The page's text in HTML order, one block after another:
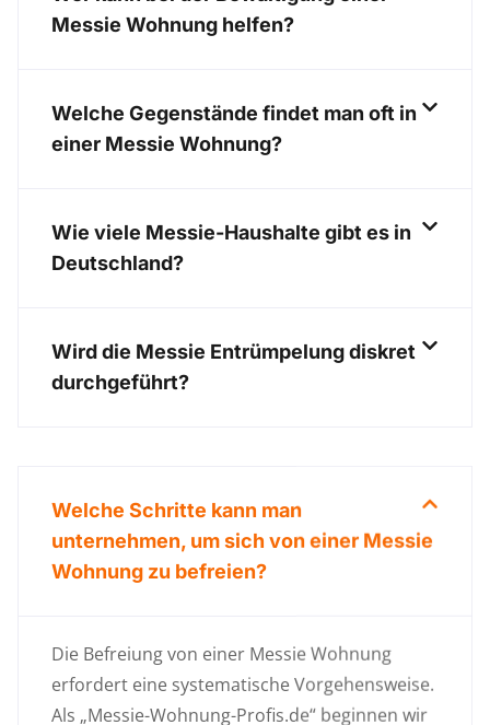
Messie Wohnung helfen?
Welche Gegenstände findet man oft in
einer Messie Wohnung?
Wie viele Messie-Haushalte gibt es in
Deutschland?
Wird die Messie Entrümpelung diskret
durchgeführt?
Welche Schritte kann man
unternehmen, um sich von einer Messie
Wohnung zu befreien?
Die Befreiung von einer Messie Wohnung
erfordert eine systematische Vorgehensweise.
Als „Messie-Wohnung-Profis.de“ beginnen wir